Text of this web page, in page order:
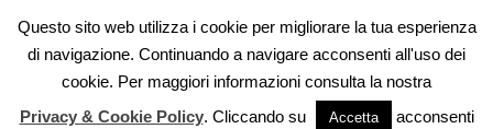
Vai
contenuto
Questo sito web utilizza i cookie per migliorare la tua esperienza
di navigazione. Continuando a navigare acconsenti all'uso dei
cookie. Per maggiori informazioni consulta la nostra
Privacy & Cookie Policy. Cliccando su Accetta
acconsenti